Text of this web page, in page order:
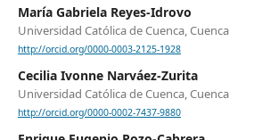
María Gabriela Reyes-Idrovo
Universidad Católica de Cuenca, Cuenca
http://orcid.org/0000-0003-2125-1928
Cecilia Ivonne Narváez-Zurita
Universidad Católica de Cuenca, Cuenca
http://orcid.org/0000-0002-7437-9880